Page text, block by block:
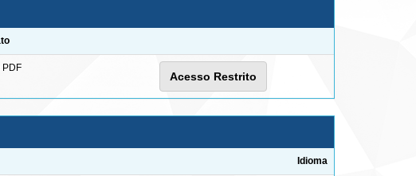
PDF
Acesso Restrito
Idioma